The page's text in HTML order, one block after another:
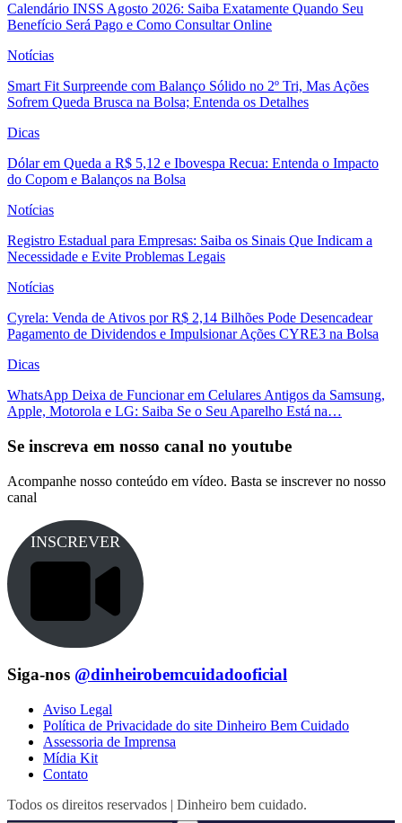
Calendário INSS Agosto 2026: Saiba Exatamente Quando Seu
Benefício Será Pago e Como Consultar Online
Notícias
Smart Fit Surpreende com Balanço Sólido no 2º Tri, Mas Ações
Sofrem Queda Brusca na Bolsa; Entenda os Detalhes
Dicas
Dólar em Queda a R$ 5,12 e Ibovespa Recua: Entenda o Impacto
do Copom e Balanços na Bolsa
Notícias
Registro Estadual para Empresas: Saiba os Sinais Que Indicam a
Necessidade e Evite Problemas Legais
Notícias
Cyrela: Venda de Ativos por R$ 2,14 Bilhões Pode Desencadear
Pagamento de Dividendos e Impulsionar Ações CYRE3 na Bolsa
Dicas
WhatsApp Deixa de Funcionar em Celulares Antigos da Samsung,
Apple, Motorola e LG: Saiba Se o Seu Aparelho Está na…
Se inscreva em nosso canal no youtube
Acompanhe nosso conteúdo em vídeo. Basta se inscrever no nosso
canal
INSCREVER
Siga-nos @dinheirobemcuidadooficial
Aviso Legal
Política de Privacidade do site Dinheiro Bem Cuidado
Assessoria de Imprensa
Mídia Kit
Contato
Todos os direitos reservados | Dinheiro bem cuidado.